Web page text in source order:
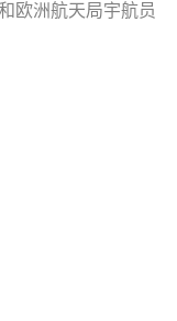
欧洲航天局宇航员